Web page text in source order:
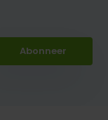
Abonneer